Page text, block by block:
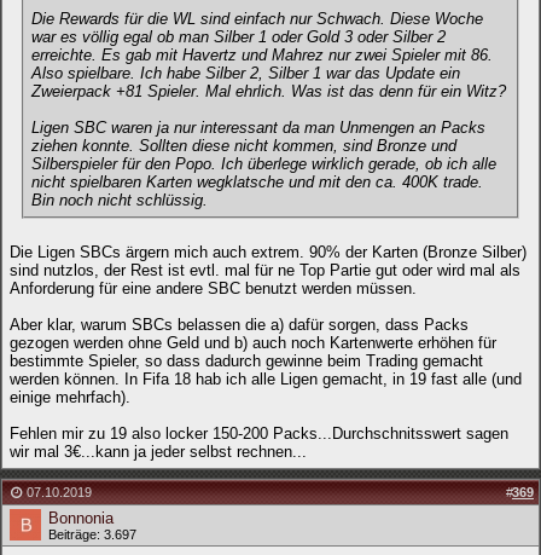
Die Rewards für die WL sind einfach nur Schwach. Diese Woche
war es völlig egal ob man Silber 1 oder Gold 3 oder Silber 2
erreichte. Es gab mit Havertz und Mahrez nur zwei Spieler mit 86.
Also spielbare. Ich habe Silber 2, Silber 1 war das Update ein
Zweierpack +81 Spieler. Mal ehrlich. Was ist das denn für ein Witz?
Ligen SBC waren ja nur interessant da man Unmengen an Packs
ziehen konnte. Sollten diese nicht kommen, sind Bronze und
Silberspieler für den Popo. Ich überlege wirklich gerade, ob ich alle
nicht spielbaren Karten wegklatsche und mit den ca. 400K trade.
Bin noch nicht schlüssig.
Die Ligen SBCs ärgern mich auch extrem. 90% der Karten (Bronze Silber)
sind nutzlos, der Rest ist evtl. mal für ne Top Partie gut oder wird mal als
Anforderung für eine andere SBC benutzt werden müssen.
Aber klar, warum SBCs belassen die a) dafür sorgen, dass Packs
gezogen werden ohne Geld und b) auch noch Kartenwerte erhöhen für
bestimmte Spieler, so dass dadurch gewinne beim Trading gemacht
werden können. In Fifa 18 hab ich alle Ligen gemacht, in 19 fast alle (und
einige mehrfach).
Fehlen mir zu 19 also locker 150-200 Packs...Durchschnitsswert sagen
wir mal 3€...kann ja jeder selbst rechnen...
07.10.2019 #369
Bonnonia
Beiträge: 3.697